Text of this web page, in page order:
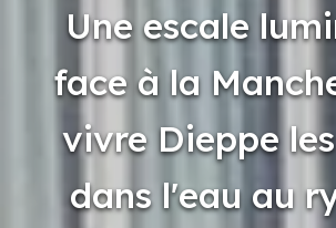
Une escale
face à la
vivre Dieppe
dans l'eau au